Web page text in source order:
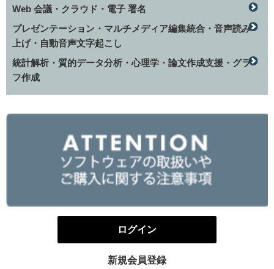
Web 会議・クラウド・電子 署名
プレゼンテーション・マルチメディア編集統合・音声読み
上げ・自動音声文字起こし
統計解析・質的データ分析・心理学・論文作成支援・グラ
フ作成
ログイン
新規会員登録